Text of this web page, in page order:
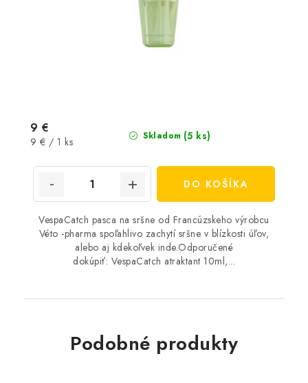
Skladom (5 ks)
9 €
Jednotková
9 € / 1 ks
DO KOŠÍKA
VespaCatch pasca na sršne od Francúzskeho výrobcu
Véto -pharma spoľahlivo zachytí sršne v blízkosti úľov,
alebo aj kdekoľvek inde.Odporučené
dokúpiť: VespaCatch atraktant 10ml,...
Podobné produkty